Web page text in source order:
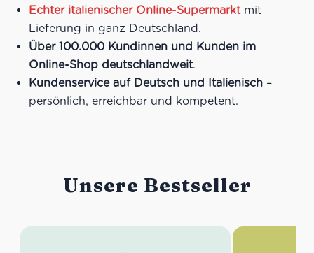
Echter italienischer Online-Supermarktmit
Lieferung in ganz Deutschland.
Über 100.000 Kundinnen und Kunden im
Online-Shop deutschlandweit.
Kundenservice auf Deutsch und Italienisch –
persönlich, erreichbar und kompetent.
Unsere Bestseller